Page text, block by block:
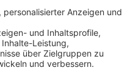
dich.
anmelden